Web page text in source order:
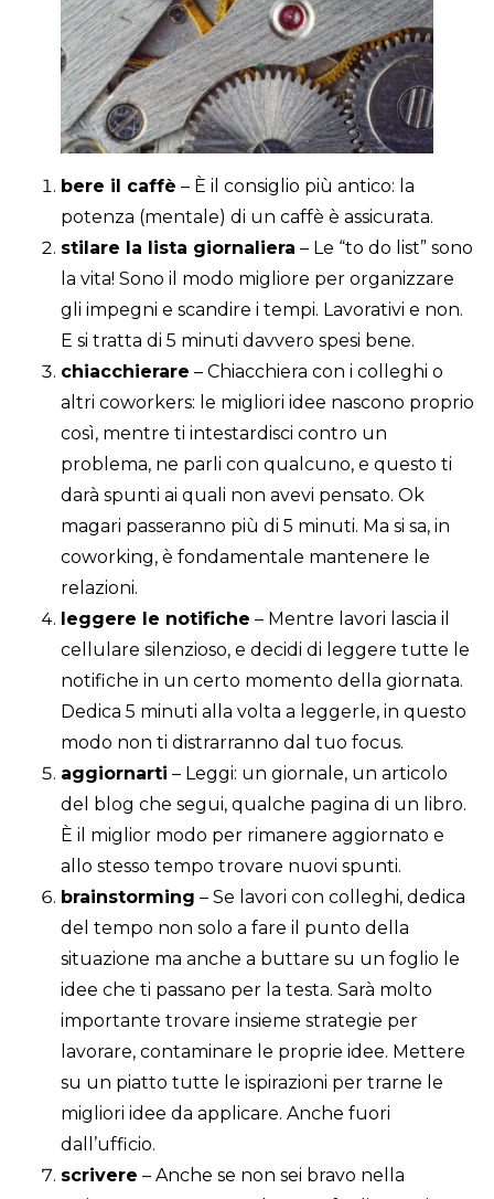
bere il caffè – È il consiglio più antico: la
potenza (mentale) di un caffè è assicurata.
stilare la lista giornaliera – Le “to do list” sono
la vita! Sono il modo migliore per organizzare
gli impegni e scandire i tempi. Lavorativi e non.
E si tratta di 5 minuti davvero spesi bene.
chiacchierare – Chiacchiera con i colleghi o
altri coworkers: le migliori idee nascono proprio
così, mentre ti intestardisci contro un
problema, ne parli con qualcuno, e questo ti
darà spunti ai quali non avevi pensato. Ok
magari passeranno più di 5 minuti. Ma si sa, in
coworking, è fondamentale mantenere le
relazioni.
leggere le notifiche – Mentre lavori lascia il
cellulare silenzioso, e decidi di leggere tutte le
notifiche in un certo momento della giornata.
Dedica 5 minuti alla volta a leggerle, in questo
modo non ti distrarranno dal tuo focus.
aggiornarti – Leggi: un giornale, un articolo
del blog che segui, qualche pagina di un libro.
È il miglior modo per rimanere aggiornato e
allo stesso tempo trovare nuovi spunti.
brainstorming – Se lavori con colleghi, dedica
del tempo non solo a fare il punto della
situazione ma anche a buttare su un foglio le
idee che ti passano per la testa. Sarà molto
importante trovare insieme strategie per
lavorare, contaminare le proprie idee. Mettere
su un piatto tutte le ispirazioni per trarne le
migliori idee da applicare. Anche fuori
dall’ufficio.
scrivere – Anche se non sei bravo nella